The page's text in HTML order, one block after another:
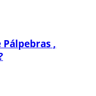
Pálpebras ,